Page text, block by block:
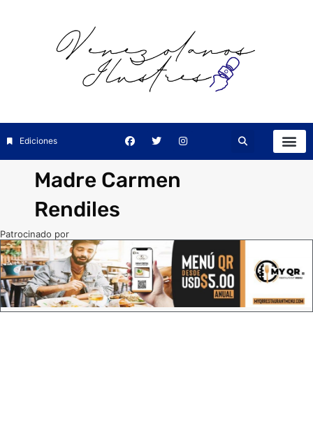
Ediciones
Madre Carmen
Rendiles
Patrocinado por